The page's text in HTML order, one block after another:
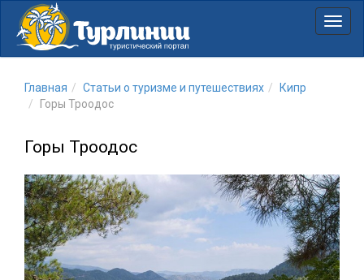
Главная Статьи о туризме и путешествиях
Кипр
Горы Троодос
Горы Троодос